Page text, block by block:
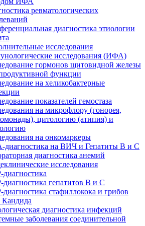
ревматологических
диагностика этиологии
исследования
исследования (ИФА)
гормонов щитовидной железы
функции
на хеликобактерные
показателей гемостаза
на микрофлору (гонорея,
цитологию (атипия) и
на онкомаркеры
на ВИЧ и Гепатиты B и C
диагностика анемий
исследования
гепатитов B и C
стафиллокока и грибов
Кандида
диагностика инфекций
заболевания соединительной